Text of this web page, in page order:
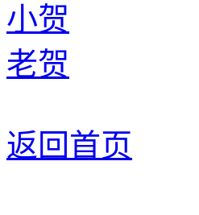
小贺
老贺
返回首页